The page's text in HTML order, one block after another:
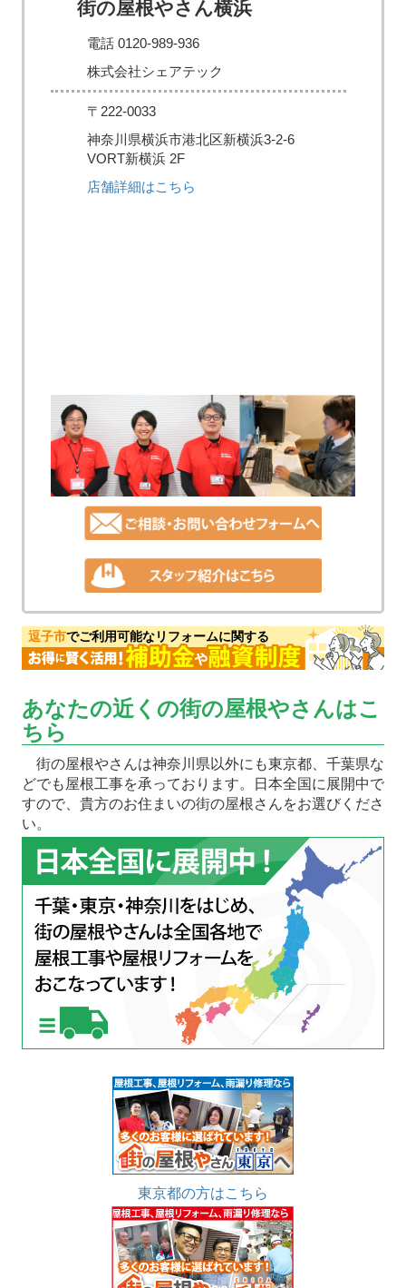
街の屋根やさん横浜
電話 0120-989-936
株式会社シェアテック
〒222-0033
神奈川県横浜市港北区新横浜3-2-6
VORT新横浜 2F
店舗詳細はこちら
逗子市でご利用可能なリフォームに関する
あなたの近くの街の屋根やさんはこ
ちら
街の屋根やさんは神奈川県以外にも東京都、千葉県な
どでも屋根工事を承っております。日本全国に展開中で
すので、貴方のお住まいの街の屋根さんをお選びくださ
い。
東京都の方はこちら